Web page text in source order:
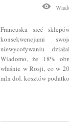
Francuska sieć
konsekwencjami
niewycofywaniu
Wiadomo, że 18%
właśnie w Rosji, co w
mln dol. kosztów